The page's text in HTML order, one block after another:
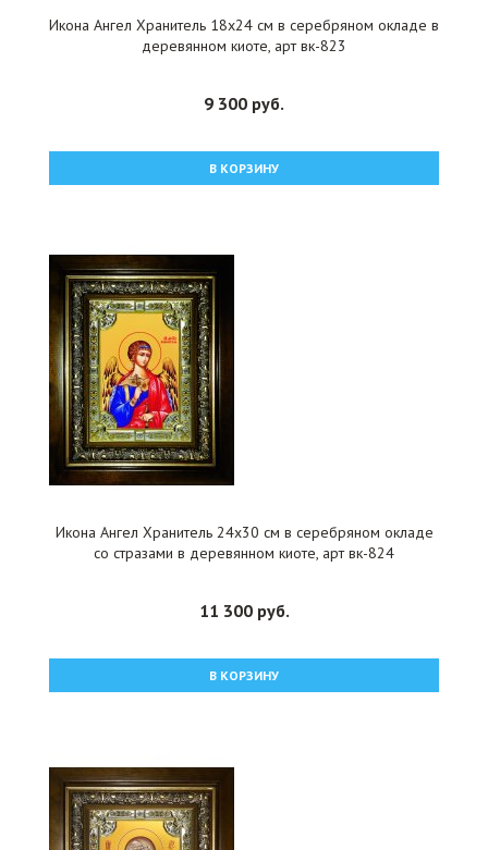
Икона Ангел Хранитель 18x24 см в серебряном окладе в
деревянном киоте, арт вк-823
9 300 руб.
В КОРЗИНУ
Икона Ангел Хранитель 24x30 см в серебряном окладе
со стразами в деревянном киоте, арт вк-824
11 300 руб.
В КОРЗИНУ